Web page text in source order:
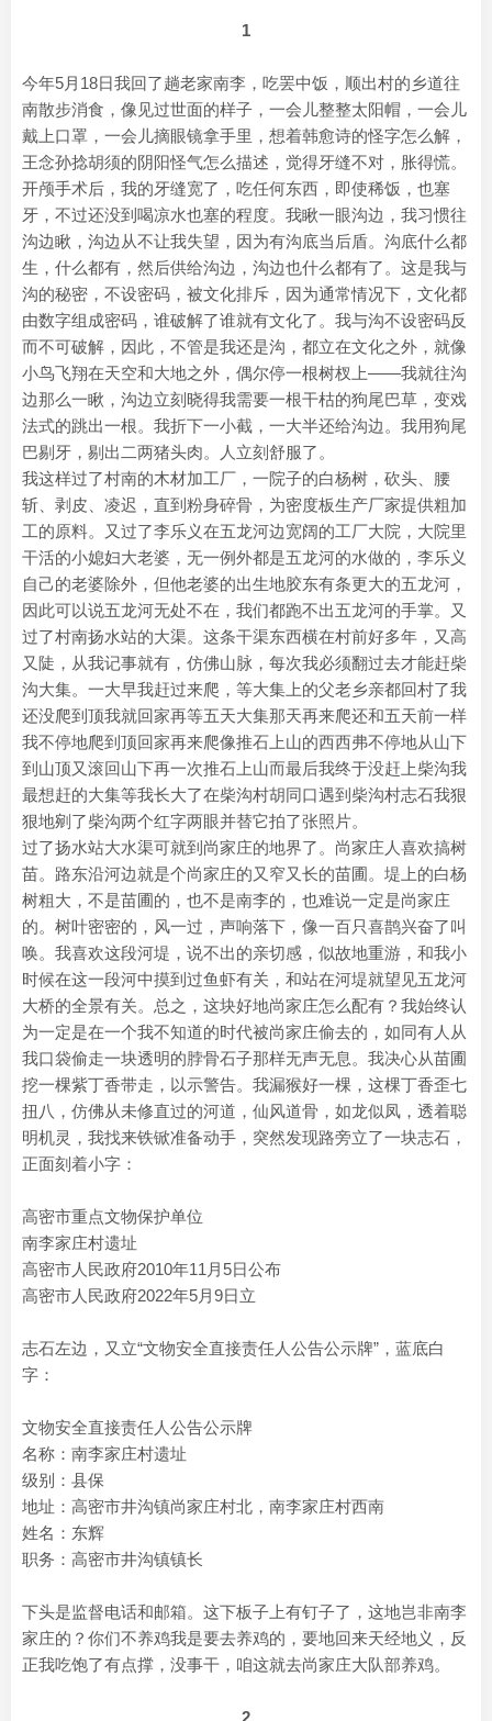
1
今年5月18日我回了趟老家南李，吃罢中饭，顺出村的乡道往
南散步消食，像见过世面的样子，一会儿整整太阳帽，一会儿
戴上口罩，一会儿摘眼镜拿手里，想着韩愈诗的怪字怎么解，
王念孙捻胡须的阴阳怪气怎么描述，觉得牙缝不对，胀得慌。
开颅手术后，我的牙缝宽了，吃任何东西，即使稀饭，也塞
牙，不过还没到喝凉水也塞的程度。我瞅一眼沟边，我习惯往
沟边瞅，沟边从不让我失望，因为有沟底当后盾。沟底什么都
生，什么都有，然后供给沟边，沟边也什么都有了。这是我与
沟的秘密，不设密码，被文化排斥，因为通常情况下，文化都
由数字组成密码，谁破解了谁就有文化了。我与沟不设密码反
而不可破解，因此，不管是我还是沟，都立在文化之外，就像
小鸟飞翔在天空和大地之外，偶尔停一根树杈上——我就往沟
边那么一瞅，沟边立刻晓得我需要一根干枯的狗尾巴草，变戏
法式的跳出一根。我折下一小截，一大半还给沟边。我用狗尾
巴剔牙，剔出二两猪头肉。人立刻舒服了。
我这样过了村南的木材加工厂，一院子的白杨树，砍头、腰
斩、剥皮、凌迟，直到粉身碎骨，为密度板生产厂家提供粗加
工的原料。又过了李乐义在五龙河边宽阔的工厂大院，大院里
干活的小媳妇大老婆，无一例外都是五龙河的水做的，李乐义
自己的老婆除外，但他老婆的出生地胶东有条更大的五龙河，
因此可以说五龙河无处不在，我们都跑不出五龙河的手掌。又
过了村南扬水站的大渠。这条干渠东西横在村前好多年，又高
又陡，从我记事就有，仿佛山脉，每次我必须翻过去才能赶柴
沟大集。一大早我赶过来爬，等大集上的父老乡亲都回村了我
还没爬到顶我就回家再等五天大集那天再来爬还和五天前一样
我不停地爬到顶回家再来爬像推石上山的西西弗不停地从山下
到山顶又滚回山下再一次推石上山而最后我终于没赶上柴沟我
最想赶的大集等我长大了在柴沟村胡同口遇到柴沟村志石我狠
狠地剜了柴沟两个红字两眼并替它拍了张照片。
过了扬水站大水渠可就到尚家庄的地界了。尚家庄人喜欢搞树
苗。路东沿河边就是个尚家庄的又窄又长的苗圃。堤上的白杨
树粗大，不是苗圃的，也不是南李的，也难说一定是尚家庄
的。树叶密密的，风一过，声响落下，像一百只喜鹊兴奋了叫
唤。我喜欢这段河堤，说不出的亲切感，似故地重游，和我小
时候在这一段河中摸到过鱼虾有关，和站在河堤就望见五龙河
大桥的全景有关。总之，这块好地尚家庄怎么配有？我始终认
为一定是在一个我不知道的时代被尚家庄偷去的，如同有人从
我口袋偷走一块透明的脖骨石子那样无声无息。我决心从苗圃
挖一棵紫丁香带走，以示警告。我漏猴好一棵，这棵丁香歪七
扭八，仿佛从未修直过的河道，仙风道骨，如龙似凤，透着聪
明机灵，我找来铁锨准备动手，突然发现路旁立了一块志石，
正面刻着小字：
高密市重点文物保护单位
南李家庄村遗址
高密市人民政府2010年11月5日公布
高密市人民政府2022年5月9日立
志石左边，又立“文物安全直接责任人公告公示牌”，蓝底白
字：
文物安全直接责任人公告公示牌
名称：南李家庄村遗址
级别：县保
地址：高密市井沟镇尚家庄村北，南李家庄村西南
姓名：东辉
职务：高密市井沟镇镇长
下头是监督电话和邮箱。这下板子上有钉子了，这地岂非南李
家庄的？你们不养鸡我是要去养鸡的，要地回来天经地义，反
正我吃饱了有点撑，没事干，咱这就去尚家庄大队部养鸡。